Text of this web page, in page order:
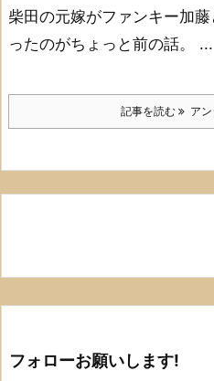
柴田の元嫁がファンキー加
ったのがちょっと前の話。 ...
記事を読む ア
フォローお願いします!